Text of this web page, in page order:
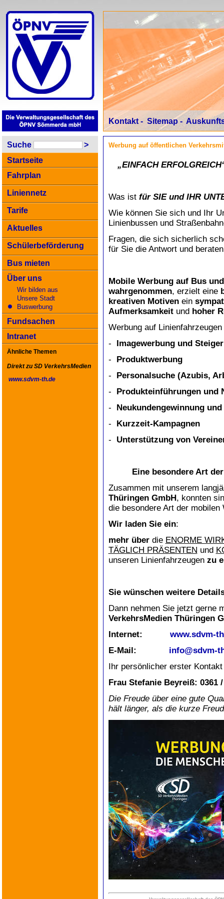
Suche
>
Startseite
Fahrplan
Liniennetz
Tarife
Aktuelles
Schülerbeförderung
Bus mieten
Über uns
Wir bilden aus
Unsere Stadt
Buswerbung
Fundsachen
Intranet
Ähnliche Themen
Direkt zu SD VerkehrsMedien
www.sdvm-th.de
Kontakt- Sitemap-
Werbung auf öffentlichen
„EINFACH
Was ist für SIE und IHR
Wie können Sie sich und Ihr
Linienbussen und
Fragen, die sich sicherlich
für Sie die Antwort und
Mobile Werbung auf Bus
wahrgenommen, erzielt eine
kreativen Motivenein
Aufmerksamkeitund hoher
Werbung auf
- Imagewerbung und
- Produktwerbung
- Personalsuche (Azubis,
- Produkteinführungen und
- Neukundengewinnung
- Kurzzeit-Kampagnen
- Unterstützung von
Eine besondere Art
Zusammen mit unserem
Thüringen GmbH, konnten
die besondere Art der
Wir laden Sie ein:
mehr überdie ENORME
TÄGLICH PRÄSENTEN und
unseren Linienfahrzeugen zu
Sie wünschen weitere
Dann nehmen Sie jetzt gerne
VerkehrsMedien Thüringen
Internet:
www.sdvm-
E-Mail:
info@sdvm-
Ihr persönlicher erster
Frau Stefanie Beyreiß: 0361
Die Freude über eine gute
hält länger, als die kurze